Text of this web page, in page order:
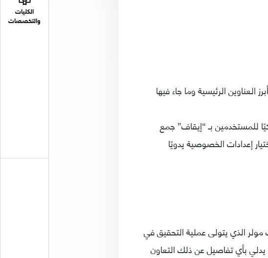
الكليات
والتخصصات
الرئيسية وما جاء فيها
للمستخدمين بـ “إيقاف” جمع
إعدادات الخصوصية يدويًا
الذي يتولى عملية التحقيق في
يدلي بأي تفاصيل عن ذلك التعاون